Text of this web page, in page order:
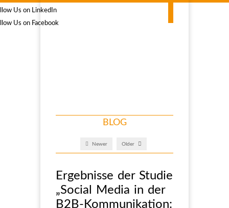
BLOG
Newer Older
Ergebnisse der Studie
„Social Media in der
B2B-Kommunikation: